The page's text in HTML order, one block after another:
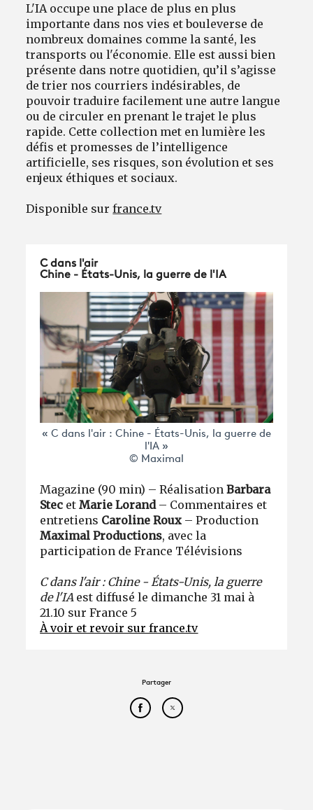
L'IA occupe une place de plus en plus
importante dans nos vies et bouleverse de
nombreux domaines comme la santé, les
transports ou l'économie. Elle est aussi bien
présente dans notre quotidien, qu’il s’agisse
de trier nos courriers indésirables, de
pouvoir traduire facilement une autre langue
ou de circuler en prenant le trajet le plus
rapide. Cette collection met en lumière les
défis et promesses de l’intelligence
artificielle, ses risques, son évolution et ses
enjeux éthiques et sociaux.
Disponible surfrance.tv
C dans l'air
Chine - États-Unis, la guerre de l'IA
« C dans l'air : Chine - États-Unis, la guerre de
l'IA »
© Maximal
Magazine (90 min) – RéalisationBarbara
Stec etMarie Lorand– Commentaires et
entretiens Caroline Roux – Production
Maximal Productions, avec la
participation de France Télévisions
C dans l'air: Chine - États-Unis, la guerre
de l'IAest diffusé le dimanche 31 mai à
21.10 sur France 5
À voir et revoir sur france.tv
Partager
Partager cet article sur
Partager cet article sur